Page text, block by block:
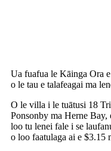
Ua fuafua le Kāinga Ora e
o le tau e talafeagai ma
O le villa i le tuātusi 18
Ponsonby ma Herne
loo tu lenei fale i se
o loo faatulaga ai e $3.15